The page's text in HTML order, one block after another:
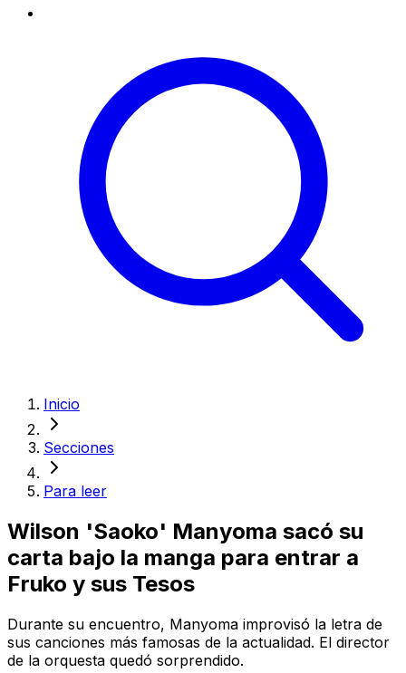
Inicio
Secciones
Para leer
Wilson 'Saoko' Manyoma sacó su
carta bajo la manga para entrar a
Fruko y sus Tesos
Durante su encuentro, Manyoma improvisó la letra de
sus canciones más famosas de la actualidad. El director
de la orquesta quedó sorprendido.